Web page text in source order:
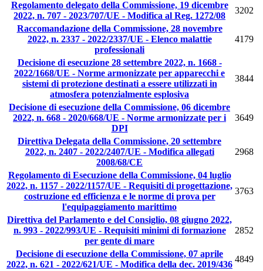
Regolamento delegato della Commissione, 19 dicembre
2022, n. 707 - 2023/707/UE - Modifica al Reg. 1272/08
3202
Raccomandazione della Commissione, 28 novembre
2022, n. 2337 - 2022/2337/UE - Elenco malattie
professionali
4179
Decisione di esecuzione 28 settembre 2022, n. 1668 -
2022/1668/UE - Norme armonizzate per apparecchi e
sistemi di protezione destinati a essere utilizzati in
atmosfera potenzialmente esplosiva
3844
Decisione di esecuzione della Commissione, 06 dicembre
2022, n. 668 - 2020/668/UE - Norme armonizzate per i
DPI
3649
Direttiva Delegata della Commissione, 20 settembre
2022, n. 2407 - 2022/2407/UE - Modifica allegati
2008/68/CE
2968
Regolamento di Esecuzione della Commissione, 04 luglio
2022, n. 1157 - 2022/1157/UE - Requisiti di progettazione,
costruzione ed efficienza e le norme di prova per
l'equipaggiamento marittimo
3763
Direttiva del Parlamento e del Consiglio, 08 giugno 2022,
n. 993 - 2022/993/UE - Requisiti minimi di formazione
per gente di mare
2852
Decisione di esecuzione della Commissione, 07 aprile
2022, n. 621 - 2022/621/UE - Modifica della dec. 2019/436
4849